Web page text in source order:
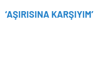
‘AŞIRISINA KARŞIYIM’